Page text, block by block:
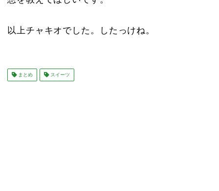
以上チャキオでした。したっけね。
まとめ スイーツ